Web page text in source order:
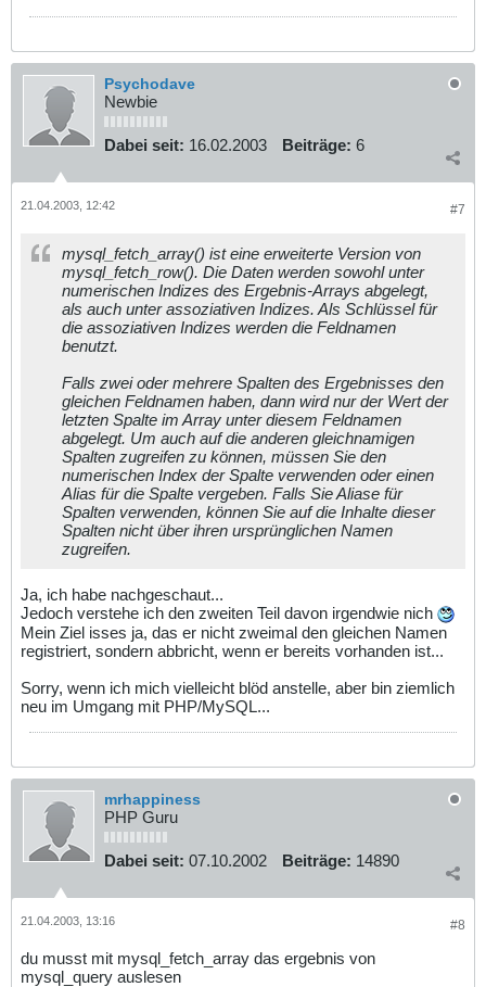
Psychodave
Newbie
Dabei seit: 16.02.2003 Beiträge: 6
#7
21.04.2003, 12:42
mysql_fetch_array() ist eine erweiterte Version von
mysql_fetch_row(). Die Daten werden sowohl unter
numerischen Indizes des Ergebnis-Arrays abgelegt,
als auch unter assoziativen Indizes. Als Schlüssel für
die assoziativen Indizes werden die Feldnamen
benutzt.
Falls zwei oder mehrere Spalten des Ergebnisses den
gleichen Feldnamen haben, dann wird nur der Wert der
letzten Spalte im Array unter diesem Feldnamen
abgelegt. Um auch auf die anderen gleichnamigen
Spalten zugreifen zu können, müssen Sie den
numerischen Index der Spalte verwenden oder einen
Alias für die Spalte vergeben. Falls Sie Aliase für
Spalten verwenden, können Sie auf die Inhalte dieser
Spalten nicht über ihren ursprünglichen Namen
zugreifen.
Ja, ich habe nachgeschaut...
Jedoch verstehe ich den zweiten Teil davon irgendwie nich
Mein Ziel isses ja, das er nicht zweimal den gleichen Namen
registriert, sondern abbricht, wenn er bereits vorhanden ist...
Sorry, wenn ich mich vielleicht blöd anstelle, aber bin ziemlich
neu im Umgang mit PHP/MySQL...
mrhappiness
PHP Guru
Dabei seit: 07.10.2002 Beiträge: 14890
#8
21.04.2003, 13:16
du musst mit mysql_fetch_array das ergebnis von
mysql_query auslesen